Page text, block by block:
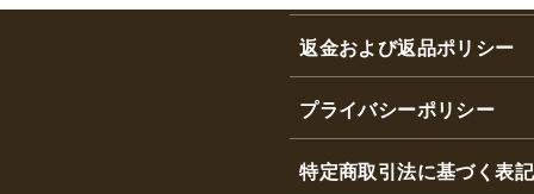
返金および返品ポリシー
プライバシーポリシー
特定商取引法に基づく表記